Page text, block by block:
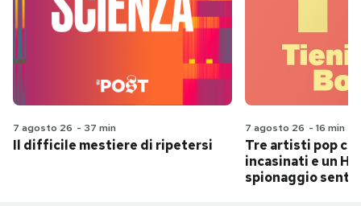
7 agosto 26 - 37 min
Il difficile mestiere di ripetersi
7 agosto 26 - 16 min
Tre artisti pop
incasinati e un
spionaggio